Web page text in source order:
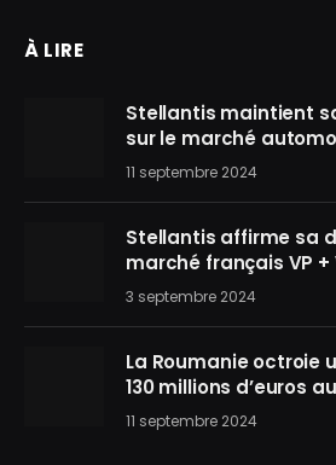
À LIRE
Stellantis maintient
sur le marché
11 septembre 2024
Stellantis affirme sa
marché français VP +
3 septembre 2024
La Roumanie octroie
130 millions d’euros
11 septembre 2024